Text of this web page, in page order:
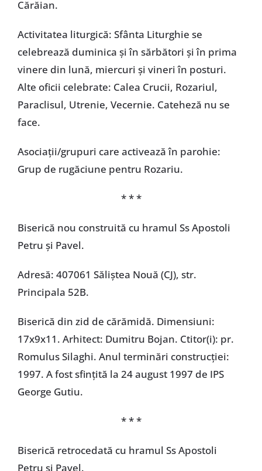
Cărăian.
Activitatea liturgică: Sfânta Liturghie se
celebrează duminica și în sărbători și în prima
vinere din lună, miercuri și vineri în posturi.
Alte oficii celebrate: Calea Crucii, Rozariul,
Paraclisul, Utrenie, Vecernie. Cateheză nu se
face.
Asociaţii/grupuri care activează în parohie:
Grup de rugăciune pentru Rozariu.
* * *
Biserică nou construită cu hramul Ss Apostoli
Petru și Pavel.
Adresă: 407061 Săliștea Nouă (CJ), str.
Principala 52B.
Biserică din zid de cărămidă. Dimensiuni:
17x9x11. Arhitect: Dumitru Bojan. Ctitor(i): pr.
Romulus Silaghi. Anul terminări construcţiei:
1997. A fost sfinţită la 24 august 1997 de IPS
George Gutiu.
* * *
Biserică retrocedată cu hramul Ss Apostoli
Petru și Pavel.